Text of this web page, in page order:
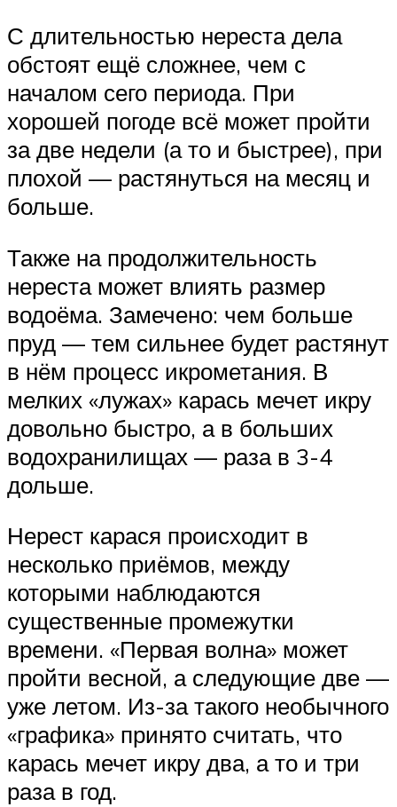
С длительностью нереста дела
обстоят ещё сложнее, чем с
началом сего периода. При
хорошей погоде всё может пройти
за две недели (а то и быстрее), при
плохой — растянуться на месяц и
больше.
Также на продолжительность
нереста может влиять размер
водоёма. Замечено: чем больше
пруд — тем сильнее будет растянут
в нём процесс икрометания. В
мелких «лужах» карась мечет икру
довольно быстро, а в больших
водохранилищах — раза в 3-4
дольше.
Нерест карася происходит в
несколько приёмов, между
которыми наблюдаются
существенные промежутки
времени. «Первая волна» может
пройти весной, а следующие две —
уже летом. Из-за такого необычного
«графика» принято считать, что
карась мечет икру два, а то и три
раза в год.